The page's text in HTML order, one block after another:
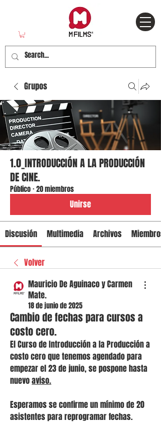
Grupos
1.0_INTRODUCCIÓN A LA PRODUCCIÓN
DE CINE.
Público·20 miembros
Unirse
Discusión Multimedia Archivos Miembros
Volver
Mauricio De Aguinaco y Carmen
Mate.
18 de junio de 2025
Cambio de fechas para cursos a
costo cero.
El Curso de Introducción a la Producción a
costo cero que tenemos agendado para
empezar el 23 de junio, se pospone hasta
nuevo aviso.
Esperamos se confirme un mínimo de 20
asistentes para reprogramar fechas.